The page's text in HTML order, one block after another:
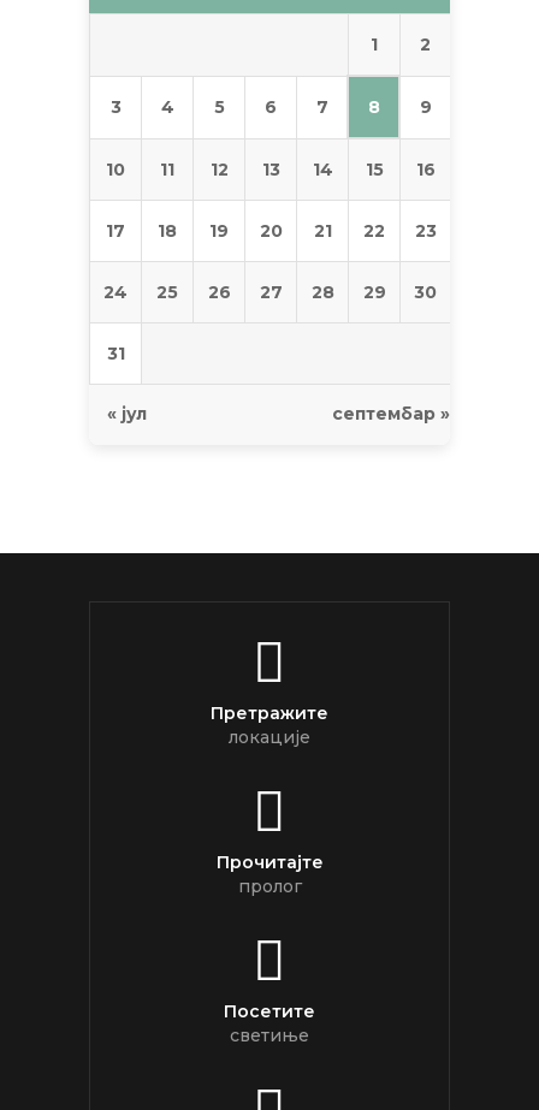
1 2
3 4 5 6 7 8 9
10 11 12 13 14 15 16
17 18 19 20 21 22 23
24 25 26 27 28 29 30
31
« јул септембар »
Претражите
локације
Прочитајте
пролог
Посетите
светиње